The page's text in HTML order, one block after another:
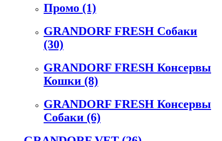
Промо (1)
GRANDORF FRESH Собаки
(30)
GRANDORF FRESH Консервы
Кошки (8)
GRANDORF FRESH Консервы
Собаки (6)